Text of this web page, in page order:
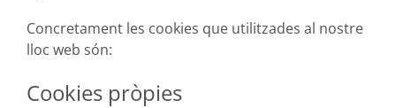
Concretament les cookies que utilitzades al nostre
lloc web són:
Cookies pròpies